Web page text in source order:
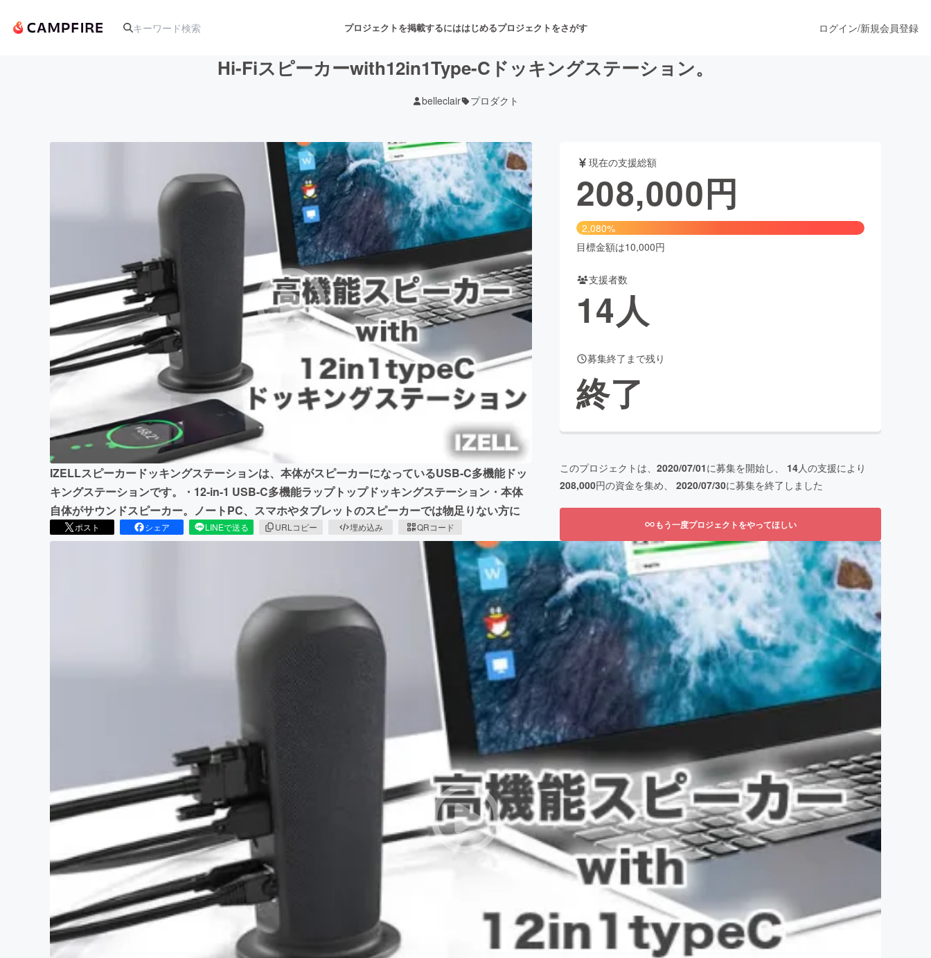
プロジェクトを掲載するにははじめるプロジェクトをさがす
音楽 舞台・パフォーマンス
テクノロジー・ガジェット ゲーム・サービス開発 フード・飲食店 ファッション
書籍・雑誌出版 アニメ・漫画
ビジネス・起業 チャレンジ ビューティー・ヘルスケア
まちづくり・地域活性化
CAMPFIRE for Social GoodCAMPFIRE Creation
CAMPFIREふるさと納税
machi-ya
ログイン/新規会員登録
Hi-Fiスピーカーwith12in1Type-Cドッキングステーション。
belleclair プロダクト
IZELLスピーカードッキングステーションは、本体がスピーカーになっているUSB-C多機能ドッ
キングステーションです。・12-in-1 USB-C多機能ラップトップドッキングステーション・本体
自体がサウンドスピーカー。ノートPC、スマホやタブレットのスピーカーでは物足りない方に
ポスト シェア LINEで送る URLコピー 埋め込み QRコード
現在の支援総額
208,000円
2,080%
目標金額は10,000円
支援者数
14人
募集終了まで残り
終了
このプロジェクトは、 2020/07/01に募集を開始し、 14人の支援により
208,000円の資金を集め、 2020/07/30に募集を終了しました
もう一度プロジェクトをやってほしい